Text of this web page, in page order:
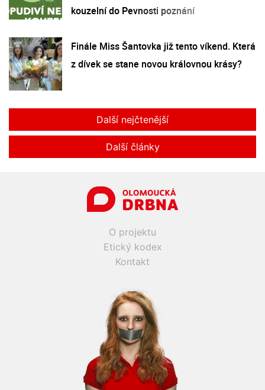
kouzelní do Pevnosti poznání
Finále Miss Šantovka již tento víkend. Která
z dívek se stane novou královnou krásy?
Další nejčtenější
Další články
O projektu
Etický kodex
Kontakt